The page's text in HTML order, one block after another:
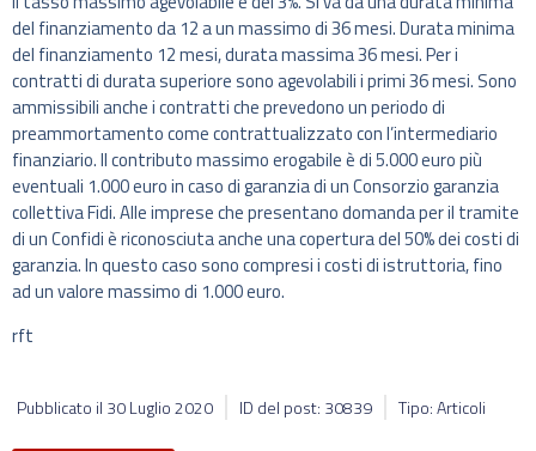
del finanziamento da 12 a un massimo di 36 mesi. Durata minima
del finanziamento 12 mesi, durata massima 36 mesi. Per i
contratti di durata superiore sono agevolabili i primi 36 mesi. Sono
ammissibili anche i contratti che prevedono un periodo di
preammortamento come contrattualizzato con l’intermediario
finanziario. Il contributo massimo erogabile è di 5.000 euro più
eventuali 1.000 euro in caso di garanzia di un Consorzio garanzia
collettiva Fidi. Alle imprese che presentano domanda per il tramite
di un Confidi è riconosciuta anche una copertura del 50% dei costi di
garanzia. In questo caso sono compresi i costi di istruttoria, fino
ad un valore massimo di 1.000 euro.
rft
Pubblicato il 30 Luglio 2020 ID del post: 30839 Tipo: Articoli